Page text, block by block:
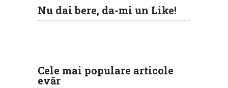
Nu dai bere, da-mi un Like!
Cele mai populare articole
evăr